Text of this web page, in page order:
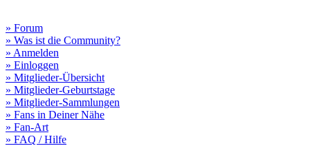
» Forum
» Was ist die Community?
» Anmelden
» Einloggen
» Mitglieder-Übersicht
» Mitglieder-Geburtstage
» Mitglieder-Sammlungen
» Fans in Deiner Nähe
» Fan-Art
» FAQ / Hilfe